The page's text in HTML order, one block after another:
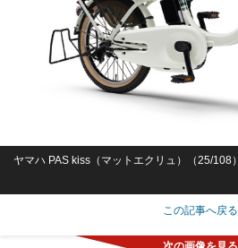
ヤマハ PAS kiss（マットエクリュ）（25/108）
この記事へ戻る